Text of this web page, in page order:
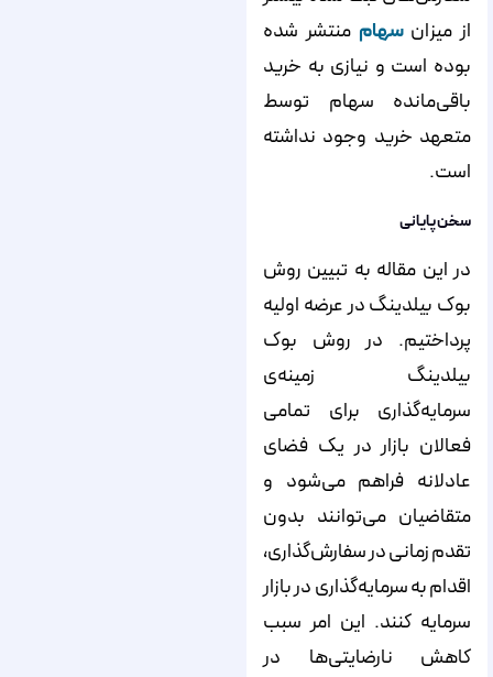
از میزانسهام منتشر شده
بوده است و نیازی به خرید
باقی‌‌‌‌‌‌‌‌‌‌‌‌‌‌‌‌‌‌‌‌‌‌‌‌‌‌‌‌‌‌‌‌‌‌‌‌‌‌‌‌‌‌‌‌‌‌‌‌‌‌‌‌‌‌‌‌‌مانده سهام توسط
متعهد خرید وجود نداشته
است.
سخن پایانی
در این مقاله به تبیین روش
بوک بیلدینگ در عرضه اولیه
پرداختیم. در روش بوک
بیلدینگ زمینه‌‌‌‌‌‌‌‌‌‌‌‌‌‌‌‌‌‌‌‌‌‌‌‌‌‌‌‌‌‌‌‌‌‌‌‌‌‌‌‌‌‌‌‌‌‌‌‌‌‌‌‌‌‌‌‌‌ی
سرمایه‌‌‌‌‌‌‌‌‌‌‌‌‌‌‌‌‌‌‌‌‌‌‌‌‌‌‌‌‌‌‌‌‌‌‌‌‌‌‌‌‌‌‌‌‌‌‌‌‌‌‌‌‌‌‌‌‌گذاری برای تمامی
فعالان بازار در یک فضای
عادلانه فراهم می‌‌‌‌‌‌‌‌‌‌‌‌‌‌‌‌‌‌‌‌‌‌‌‌‌‌‌‌‌‌‌‌‌‌‌‌‌‌‌‌‌‌‌‌‌‌‌‌‌‌‌‌‌‌‌‌‌شود و
متقاضیان می‌‌‌‌‌‌‌‌‌‌‌‌‌‌‌‌‌‌‌‌‌‌‌‌‌‌‌‌‌‌‌‌‌‌‌‌‌‌‌‌‌‌‌‌‌‌‌‌‌‌‌‌‌‌‌‌‌توانند بدون
تقدم زمانی در سفارش‌‌‌‌‌‌‌‌‌‌‌‌‌‌‌‌‌‌‌‌‌‌‌‌‌‌‌‌‌‌‌‌‌‌‌‌‌‌‌‌‌‌‌‌‌‌‌‌‌‌‌‌‌‌‌‌‌گذاری،
اقدام به سرمایه‌‌‌‌‌‌‌‌‌‌‌‌‌‌‌‌‌‌‌‌‌‌‌‌‌‌‌‌‌‌‌‌‌‌‌‌‌‌‌‌‌‌‌‌‌‌‌‌‌‌‌‌‌‌‌‌‌گذاری در بازار
سرمایه کنند. این امر سبب
کاهش نارضایتی‌‌‌‌‌‌‌‌‌‌‌‌‌‌‌‌‌‌‌‌‌‌‌‌‌‌‌‌‌‌‌‌‌‌‌‌‌‌‌‌‌‌‌‌‌‌‌‌‌‌‌‌‌‌‌‌‌ها در